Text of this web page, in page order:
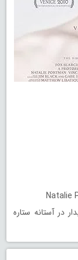
در آستانه ستاره